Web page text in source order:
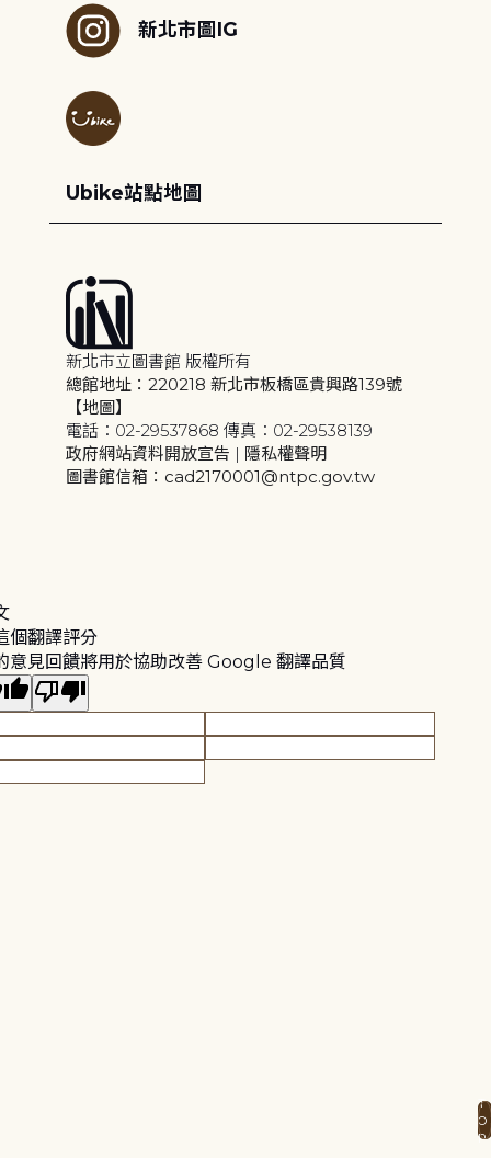
新北市圖IG
Ubike站點地圖
新北市立圖書館 版權所有
總館地址：220218 新北市板橋區貴興路139號
【地圖】
電話：02-29537868 傳真：02-29538139
政府網站資料開放宣告 | 隱私權聲明
圖書館信箱：cad2170001@ntpc.gov.tw
個翻譯評分
意見回饋將用於協助改善 Google 翻譯品質